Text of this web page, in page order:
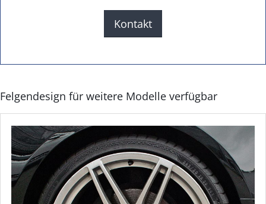
Kontakt
Felgendesign für weitere Modelle verfügbar